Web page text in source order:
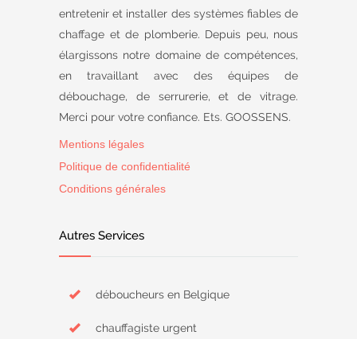
entretenir et installer des systèmes fiables de
chaffage et de plomberie. Depuis peu, nous
élargissons notre domaine de compétences,
en travaillant avec des équipes de
débouchage, de serrurerie, et de vitrage.
Merci pour votre confiance. Ets. GOOSSENS.
Mentions légales
Politique de confidentialité
Conditions générales
Autres Services
déboucheurs en Belgique
chauffagiste urgent